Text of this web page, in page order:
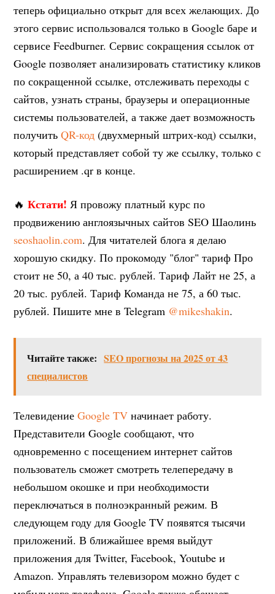
теперь официально открыт для всех желающих. До
этого сервис использовался только в Google баре и
сервисе Feedburner. Сервис сокращения ссылок от
Google позволяет анализировать статистику кликов
по сокращенной ссылке, отслеживать переходы с
сайтов, узнать страны, браузеры и операционные
системы пользователей, а также дает возможность
получитьQR-код (двухмерный штрих-код) ссылки,
который представляет собой ту же ссылку, только с
расширением .qr в конце.
🔥Кстати! Я провожу платный курс по
продвижению англоязычных сайтов SEO Шаолинь
seoshaolin.com. Для читателей блога я делаю
хорошую скидку. По прокомоду "блог" тариф Про
стоит не 50, а 40 тыс. рублей. Тариф Лайт не 25, а
20 тыс. рублей. Тариф Команда не 75, а 60 тыс.
рублей. Пишите мне в Telegram @mikeshakin.
Читайте также: SEO прогнозы на 2025 от 43
специалистов
ТелевидениеGoogle TV начинает работу.
Представители Google сообщают, что
одновременно с посещением интернет сайтов
пользователь сможет смотреть телепередачу в
небольшом окошке и при необходимости
переключаться в полноэкранный режим. В
следующем году для Google TV появятся тысячи
приложений. В ближайшее время выйдут
приложения для Twitter, Facebook, Youtube и
Amazon. Управлять телевизором можно будет с